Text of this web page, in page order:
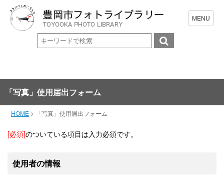
「写真」使用届出フォーム
HOME > 「写真」使用届出フォーム
[必須]のついている項目は入力必須です。
使用者の情報